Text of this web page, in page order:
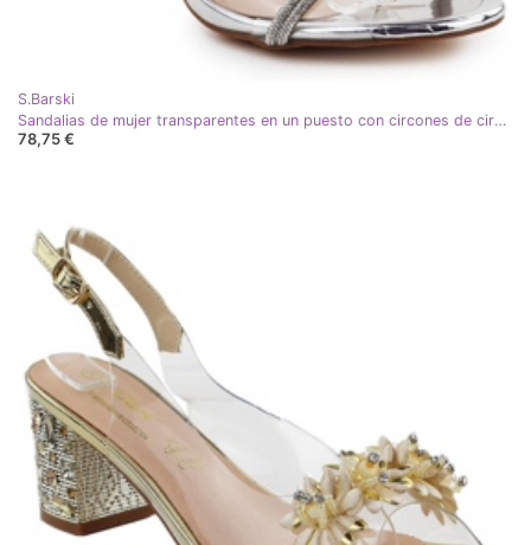
S.Barski
Sandalias de mujer transparentes en un puesto con circones de circonitos Sils S.Barski MR51-705 plata
78,75 €